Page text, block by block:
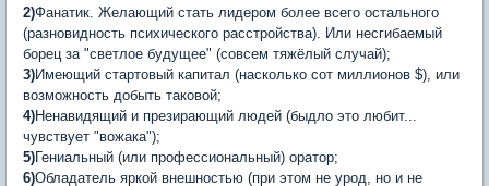
2)Фанатик. Желающий стать лидером более всего остального
(разновидность психического расстройства). Или несгибаемый
борец за "светлое будущее" (совсем тяжёлый случай);
3)Имеющий стартовый капитал (насколько сот миллионов $), или
возможность добыть таковой;
4)Ненавидящий и презирающий людей (быдло это любит...
чувствует "вожака");
5)Гениальный (или профессиональный) оратор;
6)Обладатель яркой внешностью (при этом не урод, но и не